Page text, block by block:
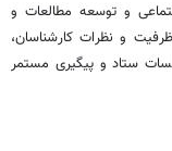
و توسعهمطالعات و
و نظرات کارشناسان،
ستاد و پیگیری مستمر